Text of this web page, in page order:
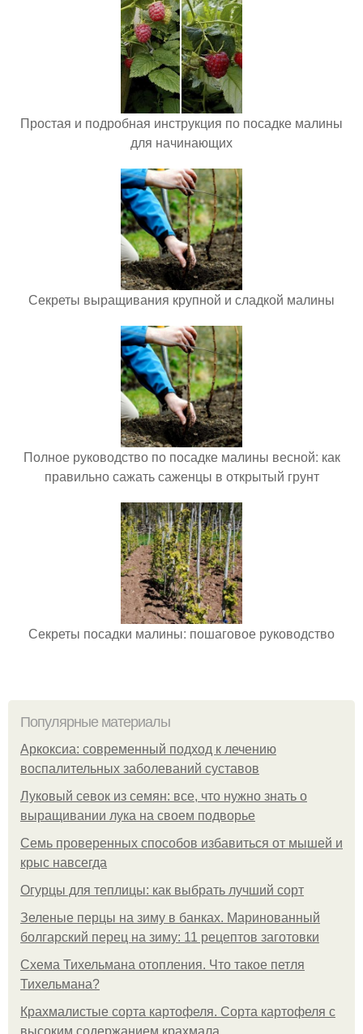
Простая и подробная инструкция по посадке малины
для начинающих
Секреты выращивания крупной и сладкой малины
Полное руководство по посадке малины весной: как
правильно сажать саженцы в открытый грунт
Секреты посадки малины: пошаговое руководство
Популярные материалы
Аркоксиа: современный подход к лечению
воспалительных заболеваний суставов
Луковый севок из семян: все, что нужно знать о
выращивании лука на своем подворье
Семь проверенных способов избавиться от мышей и
крыс навсегда
Огурцы для теплицы: как выбрать лучший сорт
Зеленые перцы на зиму в банках. Маринованный
болгарский перец на зиму: 11 рецептов заготовки
Схема Тихельмана отопления. Что такое петля
Тихельмана?
Крахмалистые сорта картофеля. Сорта картофеля с